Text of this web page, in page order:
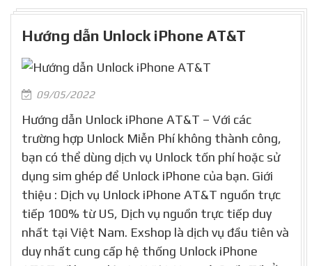
Hướng dẫn Unlock iPhone AT&T
09/05/2022
Hướng dẫn Unlock iPhone AT&T – Với các
trường hợp Unlock Miễn Phí không thành công,
bạn có thể dùng dịch vụ Unlock tốn phí hoặc sử
dụng sim ghép để Unlock iPhone của bạn. Giới
thiệu : Dịch vụ Unlock iPhone AT&T nguồn trực
tiếp 100% từ US, Dịch vụ nguồn trực tiếp duy
nhất tại Việt Nam. Exshop là dịch vụ đầu tiên và
duy nhất cung cấp hệ thống Unlock iPhone